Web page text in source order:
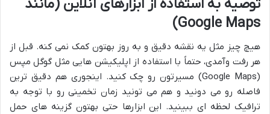
توصیه به استفاده از ابزارهای آنلاین (مانند
Google Maps)
هیچ چیز مثل یه نقشه دقیق و به روز بهتون کمک نمی کنه. قبل از
هر رفت وآمدی، حتماً با استفاده از اپلیکیشن هایی مثل گوگل مپس
(Google Maps) مسیرتون رو چک کنید. اینجوری هم دقیق ترین
فاصله رو می دونید و هم می تونید زمان تخمینی رو با توجه به
ترافیک لحظه ای ببینید. این ابزارها حتی بهتون گزینه های حمل